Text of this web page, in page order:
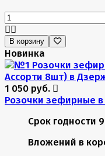
В корзину
Новинка
1 050 руб.
Розочки зефирные в
Срок годности
Вложений в